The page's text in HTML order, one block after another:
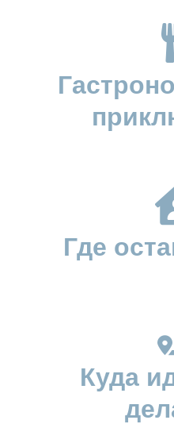
Где
Куда